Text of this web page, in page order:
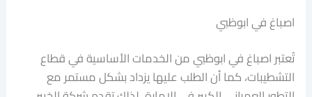
اصباغ في ابوظبي
تُعتبر اصباغ في ابوظبي من الخدمات الأساسية في قطاع
التشطيبات، كما أن الطلب عليها يزداد بشكل مستمر مع